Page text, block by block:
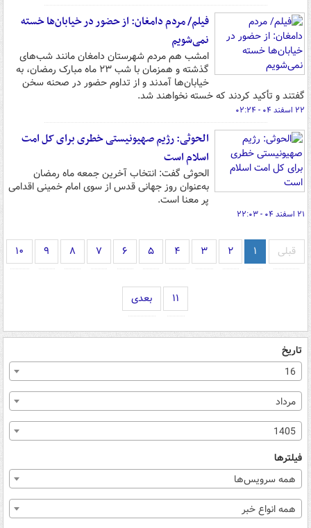
فیلم/ مردم دامغان: از حضور در خیابان‌ها خسته
نمی‌شویم
امشب هم مردم شهرستان دامغان مانند شب‌های
گذشته و همزمان با شب ۲۳ ماه مبارک رمضان، به
خیابان‌ها آمدند و از تداوم حضور در صحنه سخن
گفتند و تأکید کردند که خسته نخواهند شد.
۲۲ اسفند ۰۴ - ۰۲:۲۴
الحوثی: رژیم صهیونیستی خطری برای کل امت
اسلام است
الحوثی گفت: انتخاب آخرین جمعه ماه رمضان
به‌عنوان روز جهانی قدس از سوی امام خمینی اقدامی
پر معنا است.
۲۱ اسفند ۰۴ - ۲۲:۰۳
قبلی ۱ ۲ ۳ ۴ ۵ ۶ ۷ ۸ ۹ ۱۰
۱۱ بعدی
تاریخ
16
مرداد
1405
فیلترها
همه سرویس‌ها
همه انواع خبر